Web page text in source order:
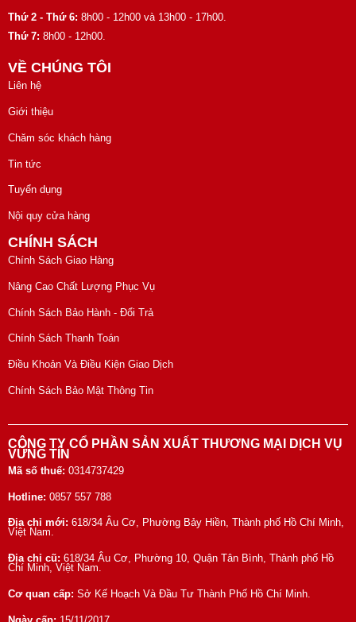
Thứ 2 - Thứ 6: 8h00 - 12h00 và 13h00 - 17h00.
Thứ 7: 8h00 - 12h00.
VỀ CHÚNG TÔI
Liên hệ
Giới thiệu
Chăm sóc khách hàng
Tin tức
Tuyển dụng
Nội quy cửa hàng
CHÍNH SÁCH
Chính Sách Giao Hàng
Nâng Cao Chất Lượng Phục Vụ
Chính Sách Bảo Hành - Đổi Trả
Chính Sách Thanh Toán
Điều Khoản Và Điều Kiện Giao Dịch
Chính Sách Bảo Mật Thông Tin
CÔNG TY CỔ PHẦN SẢN XUẤT THƯƠNG MẠI DỊCH VỤ
VỮNG TÍN
Mã số thuế: 0314737429
Hotline: 0857 557 788
Địa chỉ mới: 618/34 Âu Cơ, Phường Bảy Hiền, Thành phố Hồ Chí Minh,
Việt Nam.
Địa chỉ cũ: 618/34 Âu Cơ, Phường 10, Quận Tân Bình, Thành phố Hồ
Chí Minh, Việt Nam.
Cơ quan cấp: Sở Kế Hoạch Và Đầu Tư Thành Phố Hồ Chí Minh.